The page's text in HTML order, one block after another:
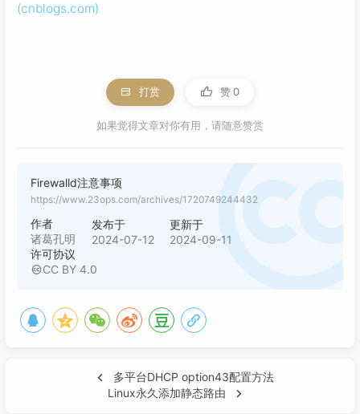
(cnblogs.com)
打赏 赞0
如果觉得文章对你有用，请随意赞赏
Firewalld注意事项
https://www.23ops.com/archives/1720749244432
作者
诸葛孔明
发布于
2024-07-12
更新于
2024-09-11
许可协议
CC BY 4.0
多平台DHCP option43配置方法
Linux永久添加静态路由